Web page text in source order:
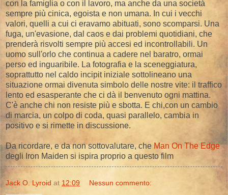
con la famiglia o con il lavoro, ma anche da una società
sempre più cinica, egoista e non umana. In cui i vecchi
valori, quelli a cui ci eravamo abituati, sono scomparsi. Una
fuga, un'evasione, dal caos e dai problemi quotidiani, che
prenderà risvolti sempre più accesi ed incontrollabili. Un
uomo sull'orlo che continua a cadere nel baratro, ormai
perso ed inguaribile. La fotografia e la sceneggiatura,
soprattutto nel caldo incipit iniziale sottolineano una
situazione ormai divenuta simbolo delle nostre vite: il traffico
lento ed esasperante che ci dà il benvenuto ogni mattina.
C'è anche chi non resiste più e sbotta. E chi,con un cambio
di marcia, un colpo di coda, quasi parallelo, cambia in
positivo e si rimette in discussione.
Da ricordare, e da non sottovalutare, che Man On The Edge
degli Iron Maiden si ispira proprio a questo film
Jack O. Lyroid at 12:09 Nessun commento: